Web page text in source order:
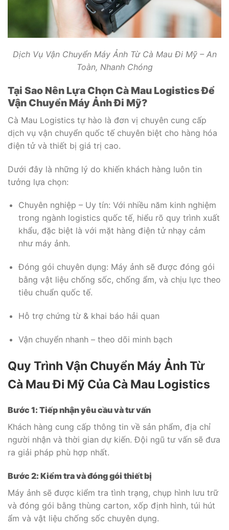
Dịch Vụ Vận Chuyển Máy Ảnh Từ Cà Mau Đi Mỹ – An
Toàn, Nhanh Chóng
Tại Sao Nên Lựa Chọn Cà Mau Logistics Để
Vận Chuyển Máy Ảnh Đi Mỹ?
Cà Mau Logistics tự hào là đơn vị chuyên cung cấp
dịch vụ vận chuyển quốc tế chuyên biệt cho hàng hóa
điện tử và thiết bị giá trị cao.
Dưới đây là những lý do khiến khách hàng luôn tin
tưởng lựa chọn:
Chuyên nghiệp – Uy tín: Với nhiều năm kinh nghiệm
trong ngành logistics quốc tế, hiểu rõ quy trình xuất
khẩu, đặc biệt là với mặt hàng điện tử nhạy cảm
như máy ảnh.
Đóng gói chuyên dụng: Máy ảnh sẽ được đóng gói
bằng vật liệu chống sốc, chống ẩm, và chịu lực theo
tiêu chuẩn quốc tế.
Hỗ trợ chứng từ & khai báo hải quan
Vận chuyển nhanh – theo dõi minh bạch
Quy Trình Vận Chuyển Máy Ảnh Từ
Cà Mau Đi Mỹ Của Cà Mau Logistics
Bước 1: Tiếp nhận yêu cầu và tư vấn
Khách hàng cung cấp thông tin về sản phẩm, địa chỉ
người nhận và thời gian dự kiến. Đội ngũ tư vấn sẽ đưa
ra giải pháp phù hợp nhất.
Bước 2: Kiểm tra và đóng gói thiết bị
Máy ảnh sẽ được kiểm tra tình trạng, chụp hình lưu trữ
và đóng gói bằng thùng carton, xốp định hình, túi hút
ẩm và vật liệu chống sốc chuyên dụng.